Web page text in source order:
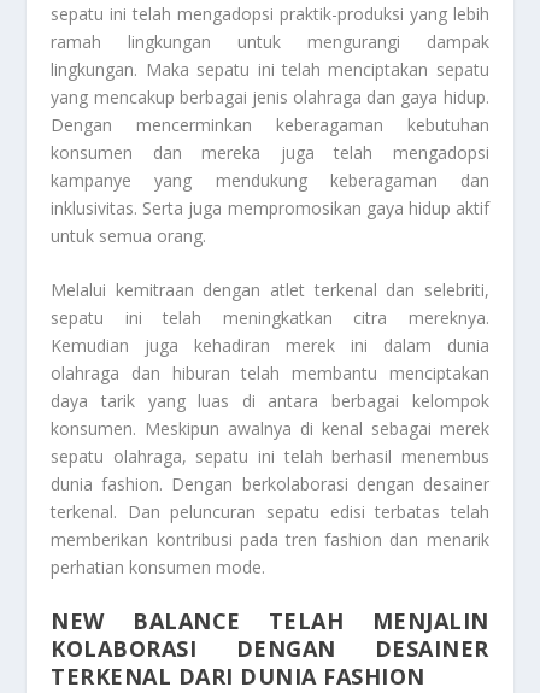
sepatu ini telah mengadopsi praktik-produksi yang lebih
ramah lingkungan untuk mengurangi dampak
lingkungan. Maka sepatu ini telah menciptakan sepatu
yang mencakup berbagai jenis olahraga dan gaya hidup.
Dengan mencerminkan keberagaman kebutuhan
konsumen dan mereka juga telah mengadopsi
kampanye yang mendukung keberagaman dan
inklusivitas. Serta juga mempromosikan gaya hidup aktif
untuk semua orang.
Melalui kemitraan dengan atlet terkenal dan selebriti,
sepatu ini telah meningkatkan citra mereknya.
Kemudian juga kehadiran merek ini dalam dunia
olahraga dan hiburan telah membantu menciptakan
daya tarik yang luas di antara berbagai kelompok
konsumen. Meskipun awalnya di kenal sebagai merek
sepatu olahraga, sepatu ini telah berhasil menembus
dunia fashion. Dengan berkolaborasi dengan desainer
terkenal. Dan peluncuran sepatu edisi terbatas telah
memberikan kontribusi pada tren fashion dan menarik
perhatian konsumen mode.
NEW BALANCE TELAH MENJALIN
KOLABORASI DENGAN DESAINER
TERKENAL DARI DUNIA FASHION